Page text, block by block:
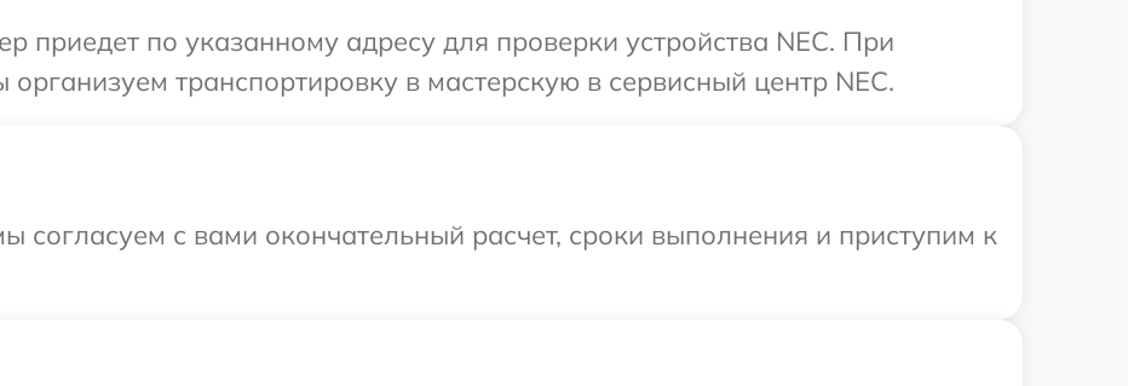
приедет по указанному адресу для проверки устройства NEC. При
транспортировку в мастерскую в сервисный центр NEC.
согласуем с вами окончательный расчет, сроки выполнения и приступим к